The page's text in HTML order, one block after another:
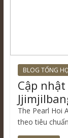
BLOG TỔNG
Cập
The Pearl Hoi
theo tiêu